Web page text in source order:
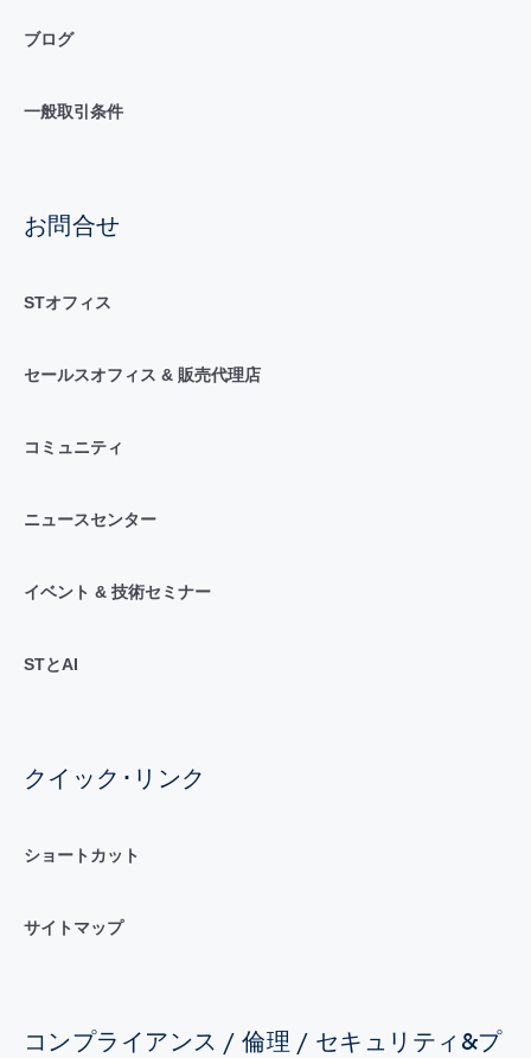
ブログ
一般取引条件
お問合せ
STオフィス
セールスオフィス & 販売代理店
コミュニティ
ニュースセンター
イベント & 技術セミナー
STとAI
クイック･リンク
ショートカット
サイトマップ
コンプライアンス / 倫理 / セキュリティ&プ